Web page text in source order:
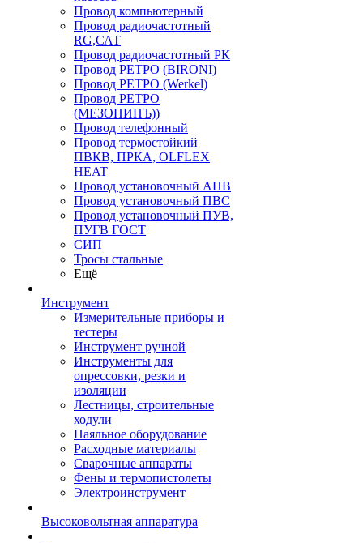
Провод компьютерный
Провод радиочастотный
RG,САТ
Провод радиочастотный РК
Провод РЕТРО (BIRONI)
Провод РЕТРО (Werkel)
Провод РЕТРО
(МЕЗОНИНЪ))
Провод телефонный
Провод термостойкий
ПВКВ, ПРКА, OLFLEX
HEAT
Провод установочный АПВ
Провод установочный ПВС
Провод установочный ПУВ,
ПУГВ ГОСТ
СИП
Тросы стальные
Ещё
Инструмент
Измерительные приборы и
тестеры
Инструмент ручной
Инструменты для
опрессовки, резки и
изоляции
Лестницы, строительные
ходули
Паяльное оборудование
Расходные материалы
Сварочные аппараты
Фены и термопистолеты
Электроинструмент
Высоковольтная аппаратура